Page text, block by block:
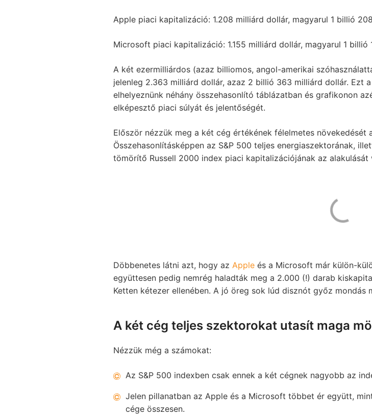
Apple piaci kapitalizáció: 1.208 milliárd dollár, magyarul 1 billió
Microsoft piaci kapitalizáció: 1.155 milliárd dollár, magyarul 1 billió
A két ezermilliárdos (azaz billiomos, angol-amerikai
jelenleg 2.363 milliárd dollár, azaz 2 billió 363 milliárd dollár. Ezt
elhelyeznünk néhány összehasonlító táblázatban és grafikonon
elképesztő piaci súlyát és jelentőségét.
Először nézzük meg a két cég értékének félelmetes
Összehasonlításképpen az S&P 500 teljes energiaszektorának,
tömörítő Russell 2000 index piaci kapitalizációjának az
Döbbenetes látni azt, hogy az Apple és a Microsoft már külön-
együttesen pedig nemrég haladták meg a 2.000 (!) darab
Ketten kétezer ellenében. A jó öreg sok lúd disznót győz mondás
A két cég teljes szektorokat utasít maga
Nézzük még a számokat:
Az S&P 500 indexben csak ennek a két cégnek nagyobb az
Jelen pillanatban az Apple és a Microsoft többet ér együtt,
cége összesen.